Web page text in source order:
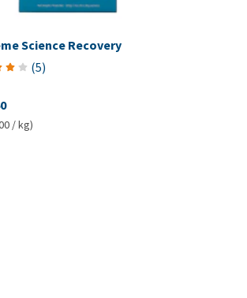
Science Recovery
(5)
/ kg)